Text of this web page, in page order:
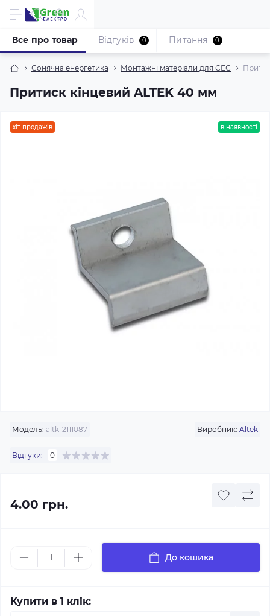
Сонячна енергетика Монтажні матеріали для СЕС
Притиск кінцевий ALTEK 40 мм
Все про товар Відгуків 0 Питання 0
хіт продажів в наявності
Модель: altk-2111087 Виробник: Altek
Відгуки: 0
4.00 грн.
До кошика
Купити в 1 клік: